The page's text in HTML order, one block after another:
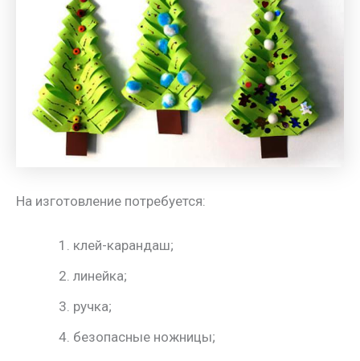
На изготовление потребуется:
клей-карандаш;
линейка;
ручка;
безопасные ножницы;